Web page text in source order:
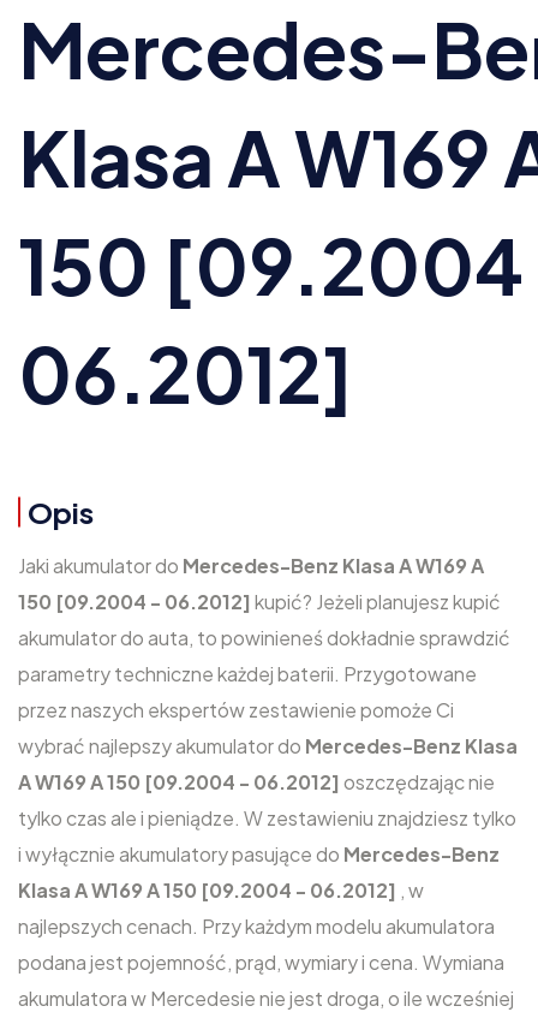
Mercedes-
Klasa A W169
150
06.2012]
Opis
Jaki akumulator do Mercedes-Benz Klasa A W169 A
150 [09.2004 - 06.2012] kupić? Jeżeli planujesz kupić
akumulator do auta, to powinieneś dokładnie sprawdzić
parametry techniczne każdej baterii. Przygotowane
przez naszych ekspertów zestawienie pomoże Ci
wybrać najlepszy akumulator do Mercedes-Benz Klasa
A W169 A 150 [09.2004 - 06.2012] oszczędzając nie
tylko czas ale i pieniądze. W zestawieniu znajdziesz tylko
i wyłącznie akumulatory pasujące do Mercedes-Benz
Klasa A W169 A 150 [09.2004 - 06.2012] , w
najlepszych cenach. Przy każdym modelu akumulatora
podana jest pojemność, prąd, wymiary i cena. Wymiana
akumulatora w Mercedesie nie jest droga, o ile wcześniej